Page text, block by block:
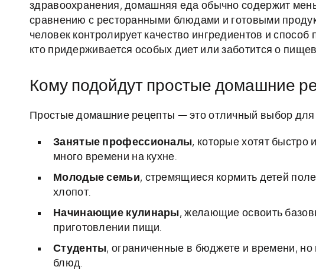
здравоохранения, домашняя еда обычно содержит
сравнению с ресторанными блюдами и готовыми
человек контролирует качество ингредиентов и
кто придерживается особых диет или заботится о
Кому подойдут простые домашние
Простые домашние рецепты — это отличный выбор
Занятые профессионалы, которые хотят быстро
много времени на кухне.
Молодые семьи, стремящиеся кормить детей
хлопот.
Начинающие кулинары, желающие освоить
приготовлении пищи.
Студенты, ограниченные в бюджете и времени,
блюд.